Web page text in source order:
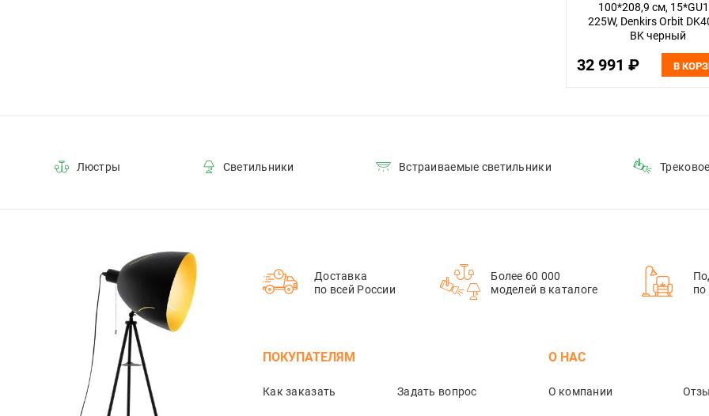
100*208,9 см,
225W, Denkirs Orbit
BK черный
32 991 ₽ В
Люстры Светильники Встраиваемые светильники
Доставка
по всей России
Более 60 000
моделей в каталоге
по
ПОКУПАТЕЛЯМ
Как заказать Задать вопрос
О НАС
О компании